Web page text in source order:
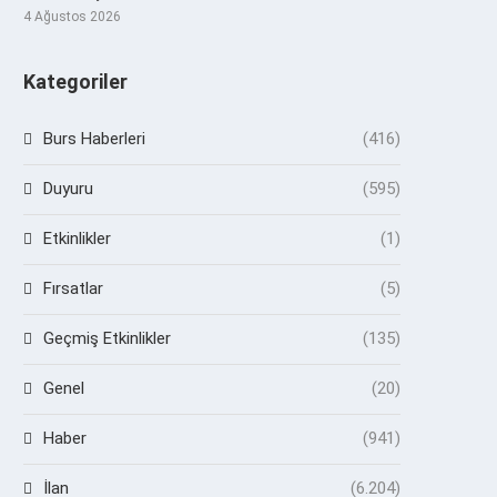
4 Ağustos 2026
Kategoriler
Burs Haberleri (416)
Duyuru (595)
Etkinlikler (1)
Fırsatlar (5)
Geçmiş Etkinlikler (135)
Genel (20)
Haber (941)
İlan (6.204)